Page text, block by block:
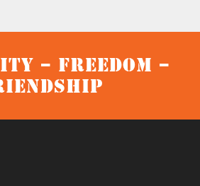
– Freedom –